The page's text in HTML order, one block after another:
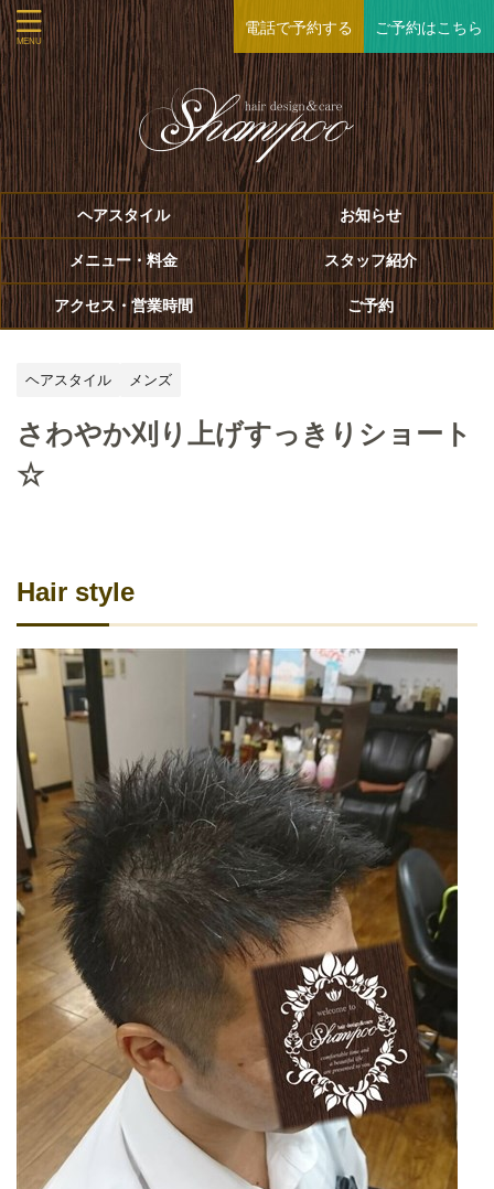
電話で予約する ご予約はこちら
ヘアスタイル お知らせ
メニュー・料金 スタッフ紹介
アクセス・営業時間 ご予約
ヘアスタイル メンズ
さわやか刈り上げすっきりショート
☆
Hair style